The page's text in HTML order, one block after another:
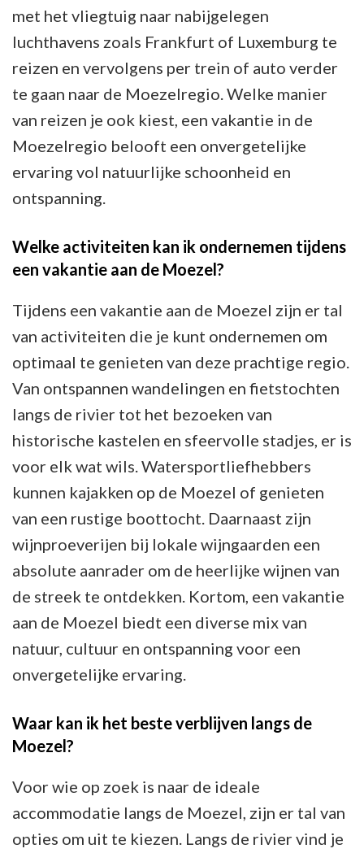
met het vliegtuig naar nabijgelegen
luchthavens zoals Frankfurt of Luxemburg te
reizen en vervolgens per trein of auto verder
te gaan naar de Moezelregio. Welke manier
van reizen je ook kiest, een vakantie in de
Moezelregio belooft een onvergetelijke
ervaring vol natuurlijke schoonheid en
ontspanning.
Welke activiteiten kan ik ondernemen tijdens
een vakantie aan de Moezel?
Tijdens een vakantie aan de Moezel zijn er tal
van activiteiten die je kunt ondernemen om
optimaal te genieten van deze prachtige regio.
Van ontspannen wandelingen en fietstochten
langs de rivier tot het bezoeken van
historische kastelen en sfeervolle stadjes, er is
voor elk wat wils. Watersportliefhebbers
kunnen kajakken op de Moezel of genieten
van een rustige boottocht. Daarnaast zijn
wijnproeverijen bij lokale wijngaarden een
absolute aanrader om de heerlijke wijnen van
de streek te ontdekken. Kortom, een vakantie
aan de Moezel biedt een diverse mix van
natuur, cultuur en ontspanning voor een
onvergetelijke ervaring.
Waar kan ik het beste verblijven langs de
Moezel?
Voor wie op zoek is naar de ideale
accommodatie langs de Moezel, zijn er tal van
opties om uit te kiezen. Langs de rivier vind je